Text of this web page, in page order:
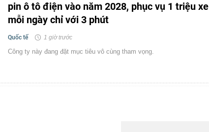
pin ô tô điện vào năm 2028, phục vụ 1 triệu xe
mỗi ngày chỉ với 3 phút
Quốc tế 1 giờ trước
Công ty này đang đặt mục tiêu vô cùng tham vọng.